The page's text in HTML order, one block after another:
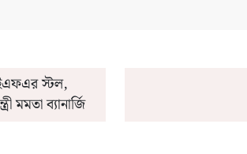
স্টল,
মমতা ব্যানার্জি